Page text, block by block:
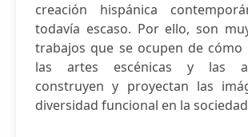
creación hispánica
todavía escaso. Por ello, son
trabajos que se ocupen de
las artes escénicas y las
construyen y proyectan las
diversidad funcional en la